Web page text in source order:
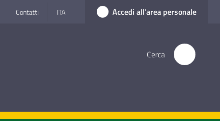
Contatti ITA Accedi all'area personale
Cerca